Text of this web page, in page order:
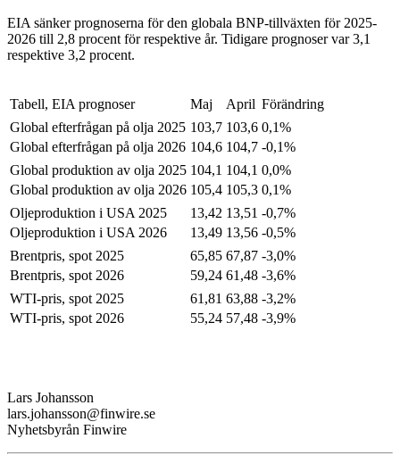
EIA sänker prognoserna för den globala BNP-tillväxten för 2025-
2026 till 2,8 procent för respektive år. Tidigare prognoser var 3,1
respektive 3,2 procent.
Tabell, EIA prognoser Maj April Förändring
Global efterfrågan på olja 2025 103,7 103,6 0,1%
Global efterfrågan på olja 2026 104,6 104,7 -0,1%
Global produktion av olja 2025 104,1 104,1 0,0%
Global produktion av olja 2026 105,4 105,3 0,1%
Oljeproduktion i USA 2025
13,42 13,51 -0,7%
Oljeproduktion i USA 2026
13,49 13,56 -0,5%
Brentpris, spot 2025
65,85 67,87 -3,0%
Brentpris, spot 2026
59,24 61,48 -3,6%
WTI-pris, spot 2025
61,81 63,88 -3,2%
WTI-pris, spot 2026
55,24 57,48 -3,9%
Lars Johansson
lars.johansson@finwire.se
Nyhetsbyrån Finwire